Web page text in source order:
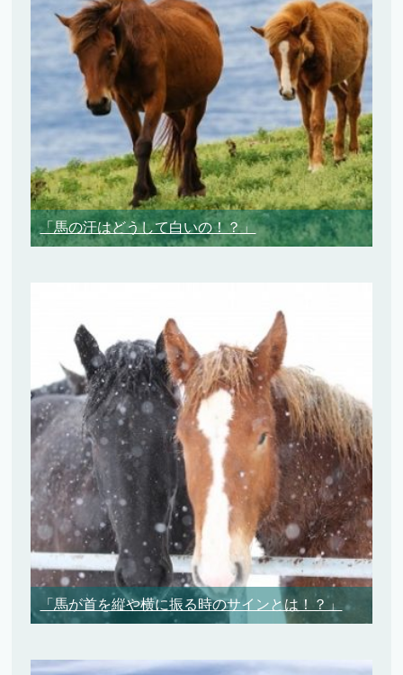
「馬の汗はどうして白いの！？」
「馬が首を縦や横に振る時のサインとは！？」